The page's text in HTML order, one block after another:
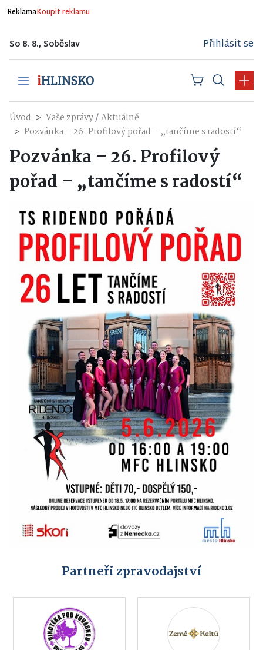
ReklamaKoupit reklamu
So 8. 8., Soběslav Přihlásit se
Úvod Vaše zprávy/Aktuálně
Pozvánka – 26. Profilový pořad – „tančíme s radostí“
Pozvánka – 26. Profilový
pořad – „tančíme s radostí“
Partneři zpravodajství